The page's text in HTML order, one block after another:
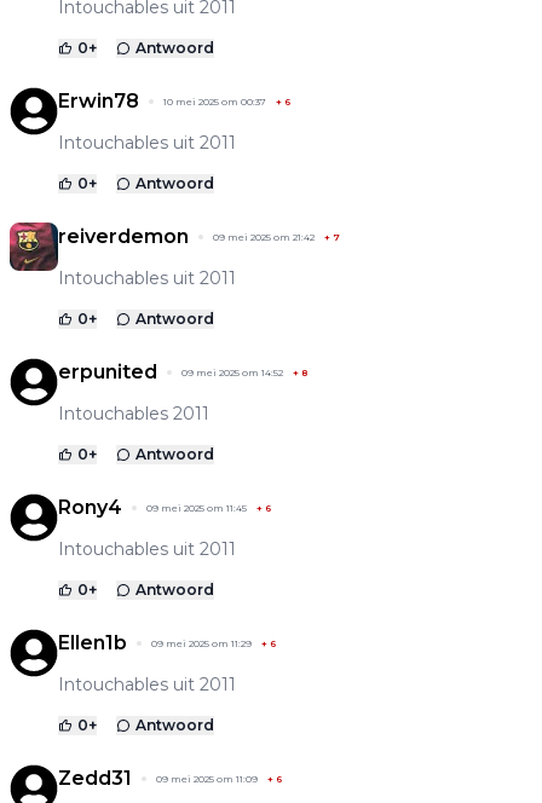
Intouchables uit 2011
0+ Antwoord
Erwin78 10 mei 2025 om 00:37 + 6
Intouchables uit 2011
0+ Antwoord
reiverdemon 09 mei 2025 om 21:42 + 7
Intouchables uit 2011
0+ Antwoord
erpunited 09 mei 2025 om 14:52 + 8
Intouchables 2011
0+ Antwoord
Rony4 09 mei 2025 om 11:45 + 6
Intouchables uit 2011
0+ Antwoord
Ellen1b 09 mei 2025 om 11:29 + 6
Intouchables uit 2011
0+ Antwoord
Zedd31 09 mei 2025 om 11:09 + 6